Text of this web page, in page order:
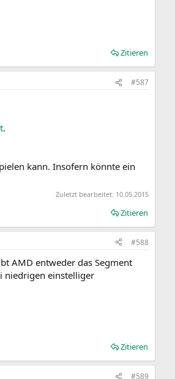
Zitieren
#587
.
kann. Insofern könnte ein
Zuletzt bearbeitet: 10.05.2015
Zitieren
#588
AMD entweder das Segment
niedrigen einstelliger
Zitieren
#589